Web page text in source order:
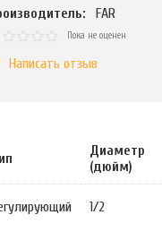
FAR
Пока не оценен
Написать отзыв
Диаметр
(дюйм)
1/2